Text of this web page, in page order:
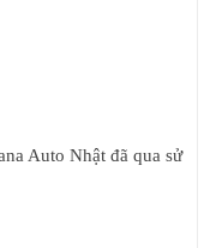
Auto Nhật đã qua sử